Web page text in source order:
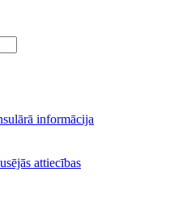
informācija
attiecības